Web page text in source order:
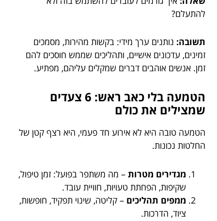
להתעלם?
תשובה: נותנים ערך מידי: בקשות מהירות, מסמכים
זמינים, עדכונים אישיים, ותהליכים שממש חוסכים להם
זמן. אנשים אוהבים דברים שמקלים עליהם, מפתיע.
הטמעה בלי כאב ראש: 6 צעדים
שמצילים את כולם
הטמעה טובה היא לא אירוע חד פעמי, היא רצף קטן של
החלטות נכונות.
מגדירים מטרות – מה משתפר בפועל: זמן טיפול,
שקיפות, הפחתת טעויות, חוויית עובד.
ממפים תהליכים – קליטה, שינוי תפקיד, חופשות,
ציוד, הדרכות.